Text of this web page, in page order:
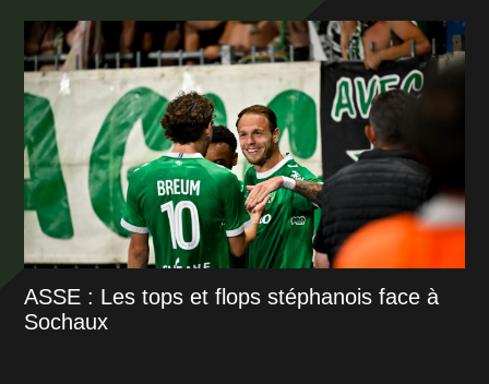
ASSE : Les tops et flops stéphanois face à
Sochaux